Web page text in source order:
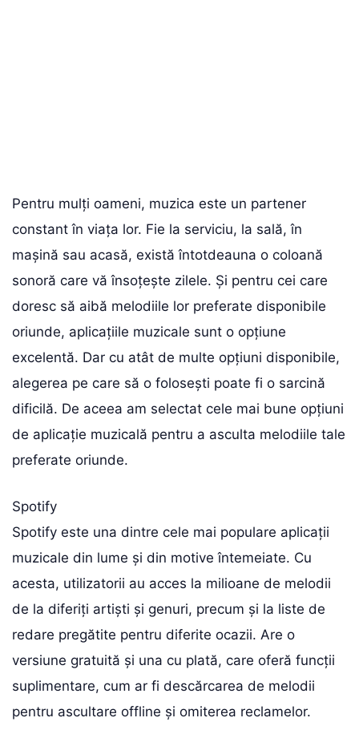
Pentru mulți oameni, muzica este un partener
constant în viața lor. Fie la serviciu, la sală, în
mașină sau acasă, există întotdeauna o coloană
sonoră care vă însoțește zilele. Și pentru cei care
doresc să aibă melodiile lor preferate disponibile
oriunde, aplicațiile muzicale sunt o opțiune
excelentă. Dar cu atât de multe opțiuni disponibile,
alegerea pe care să o folosești poate fi o sarcină
dificilă. De aceea am selectat cele mai bune opțiuni
de aplicație muzicală pentru a asculta melodiile tale
preferate oriunde.
Spotify
Spotify este una dintre cele mai populare aplicații
muzicale din lume și din motive întemeiate. Cu
acesta, utilizatorii au acces la milioane de melodii
de la diferiți artiști și genuri, precum și la liste de
redare pregătite pentru diferite ocazii. Are o
versiune gratuită și una cu plată, care oferă funcții
suplimentare, cum ar fi descărcarea de melodii
pentru ascultare offline și omiterea reclamelor.